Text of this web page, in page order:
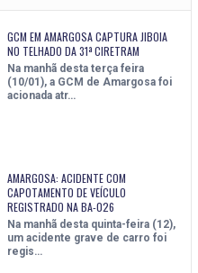
GCM EM AMARGOSA CAPTURA JIBOIA
NO TELHADO DA 31ª CIRETRAM
Na manhã desta terça feira
(10/01), a GCM de Amargosa foi
acionada atr…
AMARGOSA: ACIDENTE COM
CAPOTAMENTO DE VEÍCULO
REGISTRADO NA BA-026
Na manhã desta quinta-feira (12),
um acidente grave de carro foi
regis…